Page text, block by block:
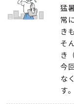
猛
常
き
そ
き
今
な
す。